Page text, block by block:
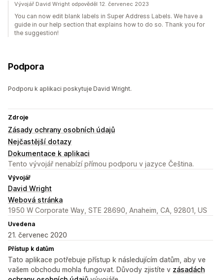
Vývojář David Wright odpověděl 12. červenec 2023
You can now edit blank labels in Super Address Labels. We have a
guide in our help section that explains how to do so. Thank you for
the suggestion!
Podpora
Podporu k aplikaci poskytuje David Wright.
Zdroje
Zásady ochrany osobních údajů
Nejčastější dotazy
Dokumentace k aplikaci
Tento vývojář nenabízí přímou podporu v jazyce Čeština.
Vývojář
David Wright
Webová stránka
1950 W Corporate Way, STE 28690, Anaheim, CA, 92801, US
Uvedena
21. červenec 2020
Přístup k datům
Tato aplikace potřebuje přístup k následujícím datům, aby ve
vašem obchodu mohla fungovat. Důvody zjistíte v zásadách